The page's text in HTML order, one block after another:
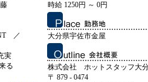
／
実
る
時給 1250円 ～ 0円
大分県宇佐市金屋
株式会社 ホットスタッフ大
〒 879 - 0474